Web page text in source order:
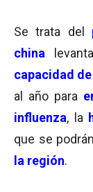
Se trata del
china
capacidad
al año para
influenza, la
que se podrán
la región.